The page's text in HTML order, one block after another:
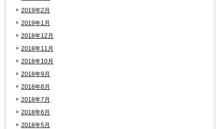
2019年2月
2019年1月
2018年12月
2018年11月
2018年10月
2018年9月
2018年8月
2018年7月
2018年6月
2018年5月